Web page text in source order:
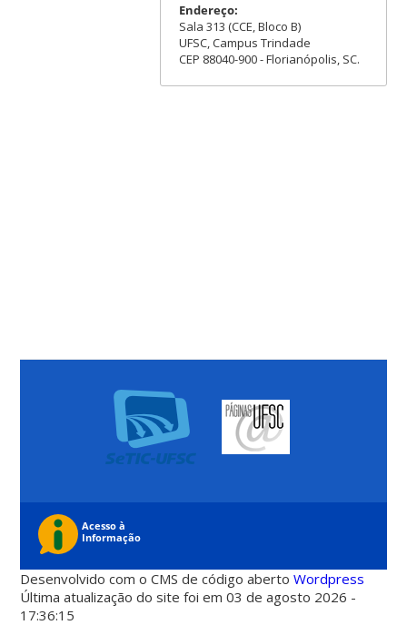
Endereço:
Sala 313 (CCE, Bloco B)
UFSC, Campus Trindade
CEP 88040-900 - Florianópolis, SC.
Desenvolvido com o CMS de código abertoWordpress
Última atualização do site foi em 03 de agosto 2026 -
17:36:15